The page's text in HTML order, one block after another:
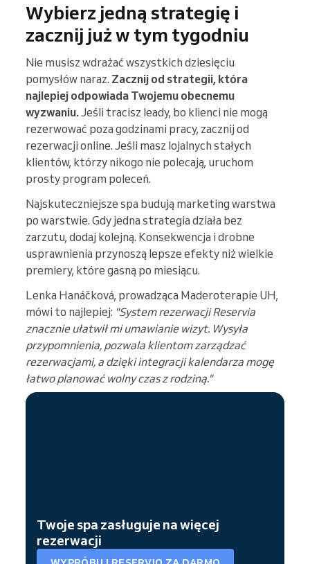
Wybierz jedną strategię i
zacznij już w tym tygodniu
Nie musisz wdrażać wszystkich dziesięciu
pomysłów naraz. Zacznij od strategii, która
najlepiej odpowiada Twojemu obecnemu
wyzwaniu.Jeśli tracisz leady, bo klienci nie mogą
rezerwować poza godzinami pracy, zacznij od
rezerwacji online. Jeśli masz lojalnych stałych
klientów, którzy nikogo nie polecają, uruchom
prosty program poleceń.
Najskuteczniejsze spa budują marketing warstwa
po warstwie. Gdy jedna strategia działa bez
zarzutu, dodaj kolejną. Konsekwencja i drobne
usprawnienia przynoszą lepsze efekty niż wielkie
premiery, które gasną po miesiącu.
Lenka Hanáčková, prowadząca Maderoterapie UH,
mówi to najlepiej: "System rezerwacji Reservia
znacznie ułatwił mi umawianie wizyt. Wysyła
przypomnienia, pozwala klientom zarządzać
rezerwacjami, a dzięki integracji kalendarza mogę
łatwo planować wolny czas z rodziną."
Twoje spa zasługuje na więcej
rezerwacji